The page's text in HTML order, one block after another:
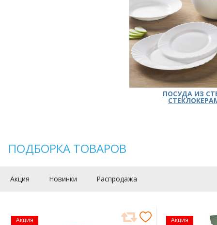
ПОСУДА ИЗ
ПОДБОРКА ТОВАРОВ
Акция Новинки Распродажа
Акция Акция